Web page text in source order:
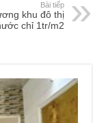
Bài tiếp
khu đô thị
chỉ 1tr/m2